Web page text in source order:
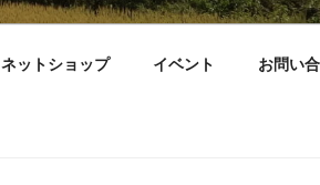
ネットショップ イベント お問い